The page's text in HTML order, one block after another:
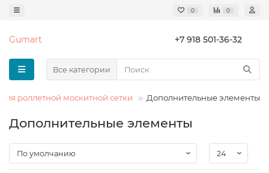
0 0
Gumart +7 918 501-36-32
Все категории
роллетной москитной сетки Дополнительные элементы
Дополнительные элементы